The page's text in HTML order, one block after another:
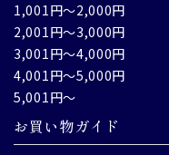
1,001円～2,000円
2,001円～3,000円
3,001円～4,000円
4,001円～5,000円
5,001円～
お買い物ガイド